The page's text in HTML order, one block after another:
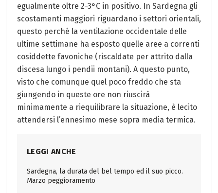
egualmente oltre 2-3°C in positivo. In Sardegna gli
scostamenti maggiori riguardano i settori orientali,
questo perché la ventilazione occidentale delle
ultime settimane ha esposto quelle aree a correnti
cosiddette favoniche (riscaldate per attrito dalla
discesa lungo i pendii montani). A questo punto,
visto che comunque quel poco freddo che sta
giungendo in queste ore non riuscirà
minimamente a riequilibrare la situazione, è lecito
attendersi l’ennesimo mese sopra media termica.
LEGGI ANCHE
Sardegna, la durata del bel tempo ed il suo picco.
Marzo peggioramento